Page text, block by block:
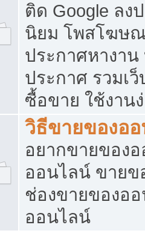
ติด Google ลง
นิยม โพสโฆษ
ประกาศหางาน
ประกาศ รวมเ
ซื้อขาย ใช้งาน
วิธีขายของอ
อยากขายของ
ออนไลน์ ขายข
ช่องขายของอ
ออนไลน์